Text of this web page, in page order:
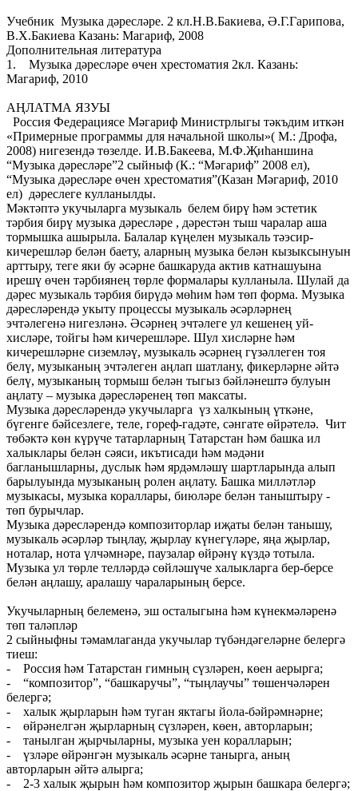
Учебник Музыка дәресләре. 2 кл.Н.В.Бакиева, Ә.Г.Гарипова,
В.Х.Бакиева Казань: Магариф, 2008
Дополнительная литература
1. Музыка дәресләре өчен хрестоматия 2кл. Казань:
Магариф, 2010
АҢЛАТМА ЯЗУЫ
Россия Федерациясе Мәгариф Министрлыгы тәкъдим иткән
«Примерные программы для начальной школы»( М.: Дрофа,
2008) нигезендә төзелде. И.В.Бакеева, М.Ф.Җиһаншина
“Музыка дәресләре”2 сыйныф (К.: “Мәгариф” 2008 ел),
“Музыка дәресләре өчен хрестоматия”(Казан Мәгариф, 2010
ел) дәреслеге кулланылды.
Мәктәптә укучыларга музыкаль белем бирү һәм эстетик
тәрбия бирү музыка дәресләре , дәрестән тыш чаралар аша
тормышка ашырыла. Балалар күңелен музыкаль тәэсир-
кичерешләр белән баету, аларның музыка белән кызыксынуын
арттыру, теге яки бу әсәрне башкаруда актив катнашуына
ирешү өчен тәрбиянең төрле формалары кулланыла. Шулай да
дәрес музыкаль тәрбия бирүдә мөһим һәм төп форма. Музыка
дәресләрендә укыту процессы музыкаль әсәрләрнең
эчтәлегенә нигезләнә. Әсәрнең эчтәлеге ул кешенең уй-
хисләре, тойгы һәм кичерешләре. Шул хисләрне һәм
кичерешләрне сиземләү, музыкаль әсәрнең гүзәллеген тоя
белү, музыканың эчтәлеген аңлап шатлану, фикерләрне әйтә
белү, музыканың тормыш белән тыгыз бәйләнештә булуын
аңлату – музыка дәресләренең төп максаты.
Музыка дәресләрендә укучыларга үз халкының үткәне,
бүгенге бәйсезлеге, теле, гореф-гадәте, сәнгате өйрәтелә. Чит
төбәктә көн күрүче татарларның Татарстан һәм башка ил
халыклары белән сәяси, икътисади һәм мәдәни
багланышларны, дуслык һәм ярдәмләшү шартларында алып
барылуында музыканың ролен аңлату. Башка милләтләр
музыкасы, музыка кораллары, биюләре белән таныштыру -
төп бурычлар.
Музыка дәресләрендә композиторлар иҗаты белән танышу,
музыкаль әсәрләр тыңлау, җырлау күнегүләре, яңа җырлар,
ноталар, нота үлчәмнәре, паузалар өйрәнү күздә тотыла.
Музыка ул төрле телләрдә сөйләшүче халыкларга бер-берсе
белән аңлашу, аралашу чараларының берсе.
Укучыларның белеменә, эш осталыгына һәм күнекмәләренә
төп таләпләр
2 сыйныфны тәмамлаганда укучылар түбәндәгеләрне белергә
тиеш:
- Россия һәм Татарстан гимның сүзләрен, көен аерырга;
- “композитор”, “башкаручы”, “тыңлаучы” төшенчәләрен
белергә;
- халык җырларын һәм туган яктагы йола-бәйрәмнәрне;
- өйрәнелгән җырларның сүзләрен, көен, авторларын;
- танылган җырчыларны, музыка уен коралларын;
- үзләре өйрәнгән музыкаль әсәрне танырга, аның
авторларын әйтә алырга;
- 2-3 халык җырын һәм композитор җырын башкара белергә;